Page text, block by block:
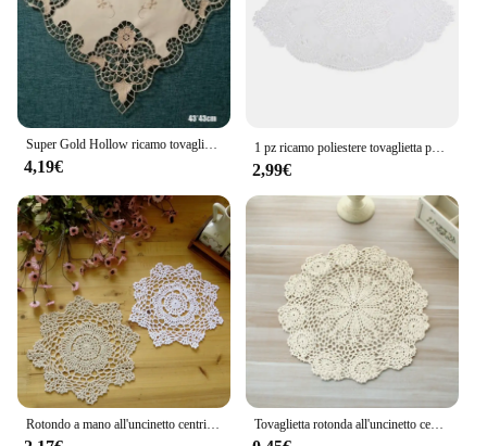
Super Gold Hollow ricamo tovaglietta tazza tazza tè caffettiera sottobicchiere cucina tavolo da pranzo tovaglietta pizzo bere centrino matrimonio Pad
4,19€
1 pz ricamo poliestere tovaglietta pad panno tazza centrino t￨ pranzo sottobicchiere tazza tovaglia tovaglietta decorazione della cucina
2,99€
Rotondo a mano all'uncinetto centrino Vintage Cup Mat cotone Crochet Table tovaglietta tovaglioli da sposa tovagliette di pizzo di stoffa Decorative Tovaglietta rotonda all'uncinetto centrino tazza Vintage cotone uncinetto tovaglietta tovaglioli da sposa panno pizzo tovaglietta s decorativo